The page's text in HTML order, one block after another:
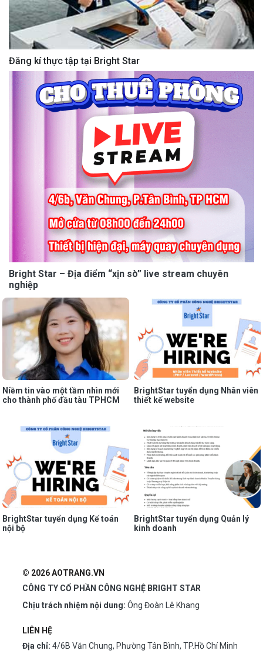
Đăng kí thực tập tại Bright Star
Bright Star – Địa điểm “xịn sò” live stream chuyên
nghiệp
Niềm tin vào một tầm nhìn mới
cho thành phố đầu tàu TPHCM
BrightStar tuyển dụng Nhân viên
thiết kế website
BrightStar tuyển dụng Kế toán
nội bộ
BrightStar tuyển dụng Quản lý
kinh doanh
© 2026 AOTRANG.VN
CÔNG TY CỔ PHẦN CÔNG NGHỆ BRIGHT STAR
Chịu trách nhiệm nội dung: Ông Đoàn Lê Khang
LIÊN HỆ
Địa chỉ: 4/6B Văn Chung, Phường Tân Bình, TP.Hồ Chí Minh